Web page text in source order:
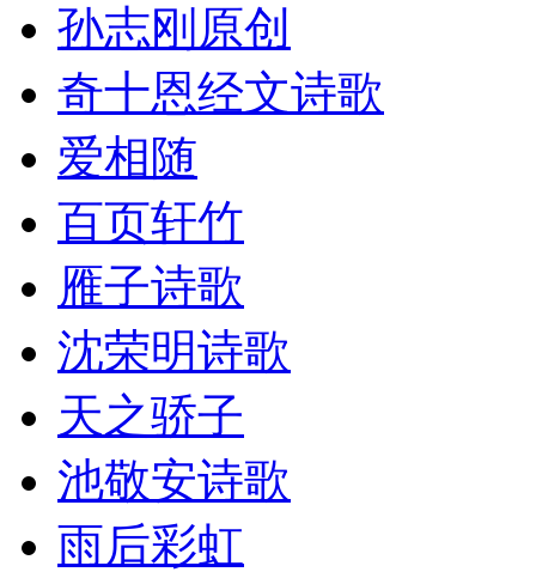
孙志刚原创
奇十恩经文诗歌
爱相随
百页轩竹
雁子诗歌
沈荣明诗歌
天之骄子
池敬安诗歌
雨后彩虹